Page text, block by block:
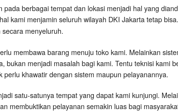
berbagai tempat dan lokasi menjadi hal yang
kami menjamin seluruh wilayah DKI Jakarta tetap
menyeluruh.
membawa barang menuju toko kami. Melainkan
bukan menjadi masalah bagi kami. Tentu teknisi kami
khawatir dengan sistem maupun pelayanannya.
satu-satunya tempat yang dapat kami kunjungi.
membuktikan pelayanan semakin luas bagi